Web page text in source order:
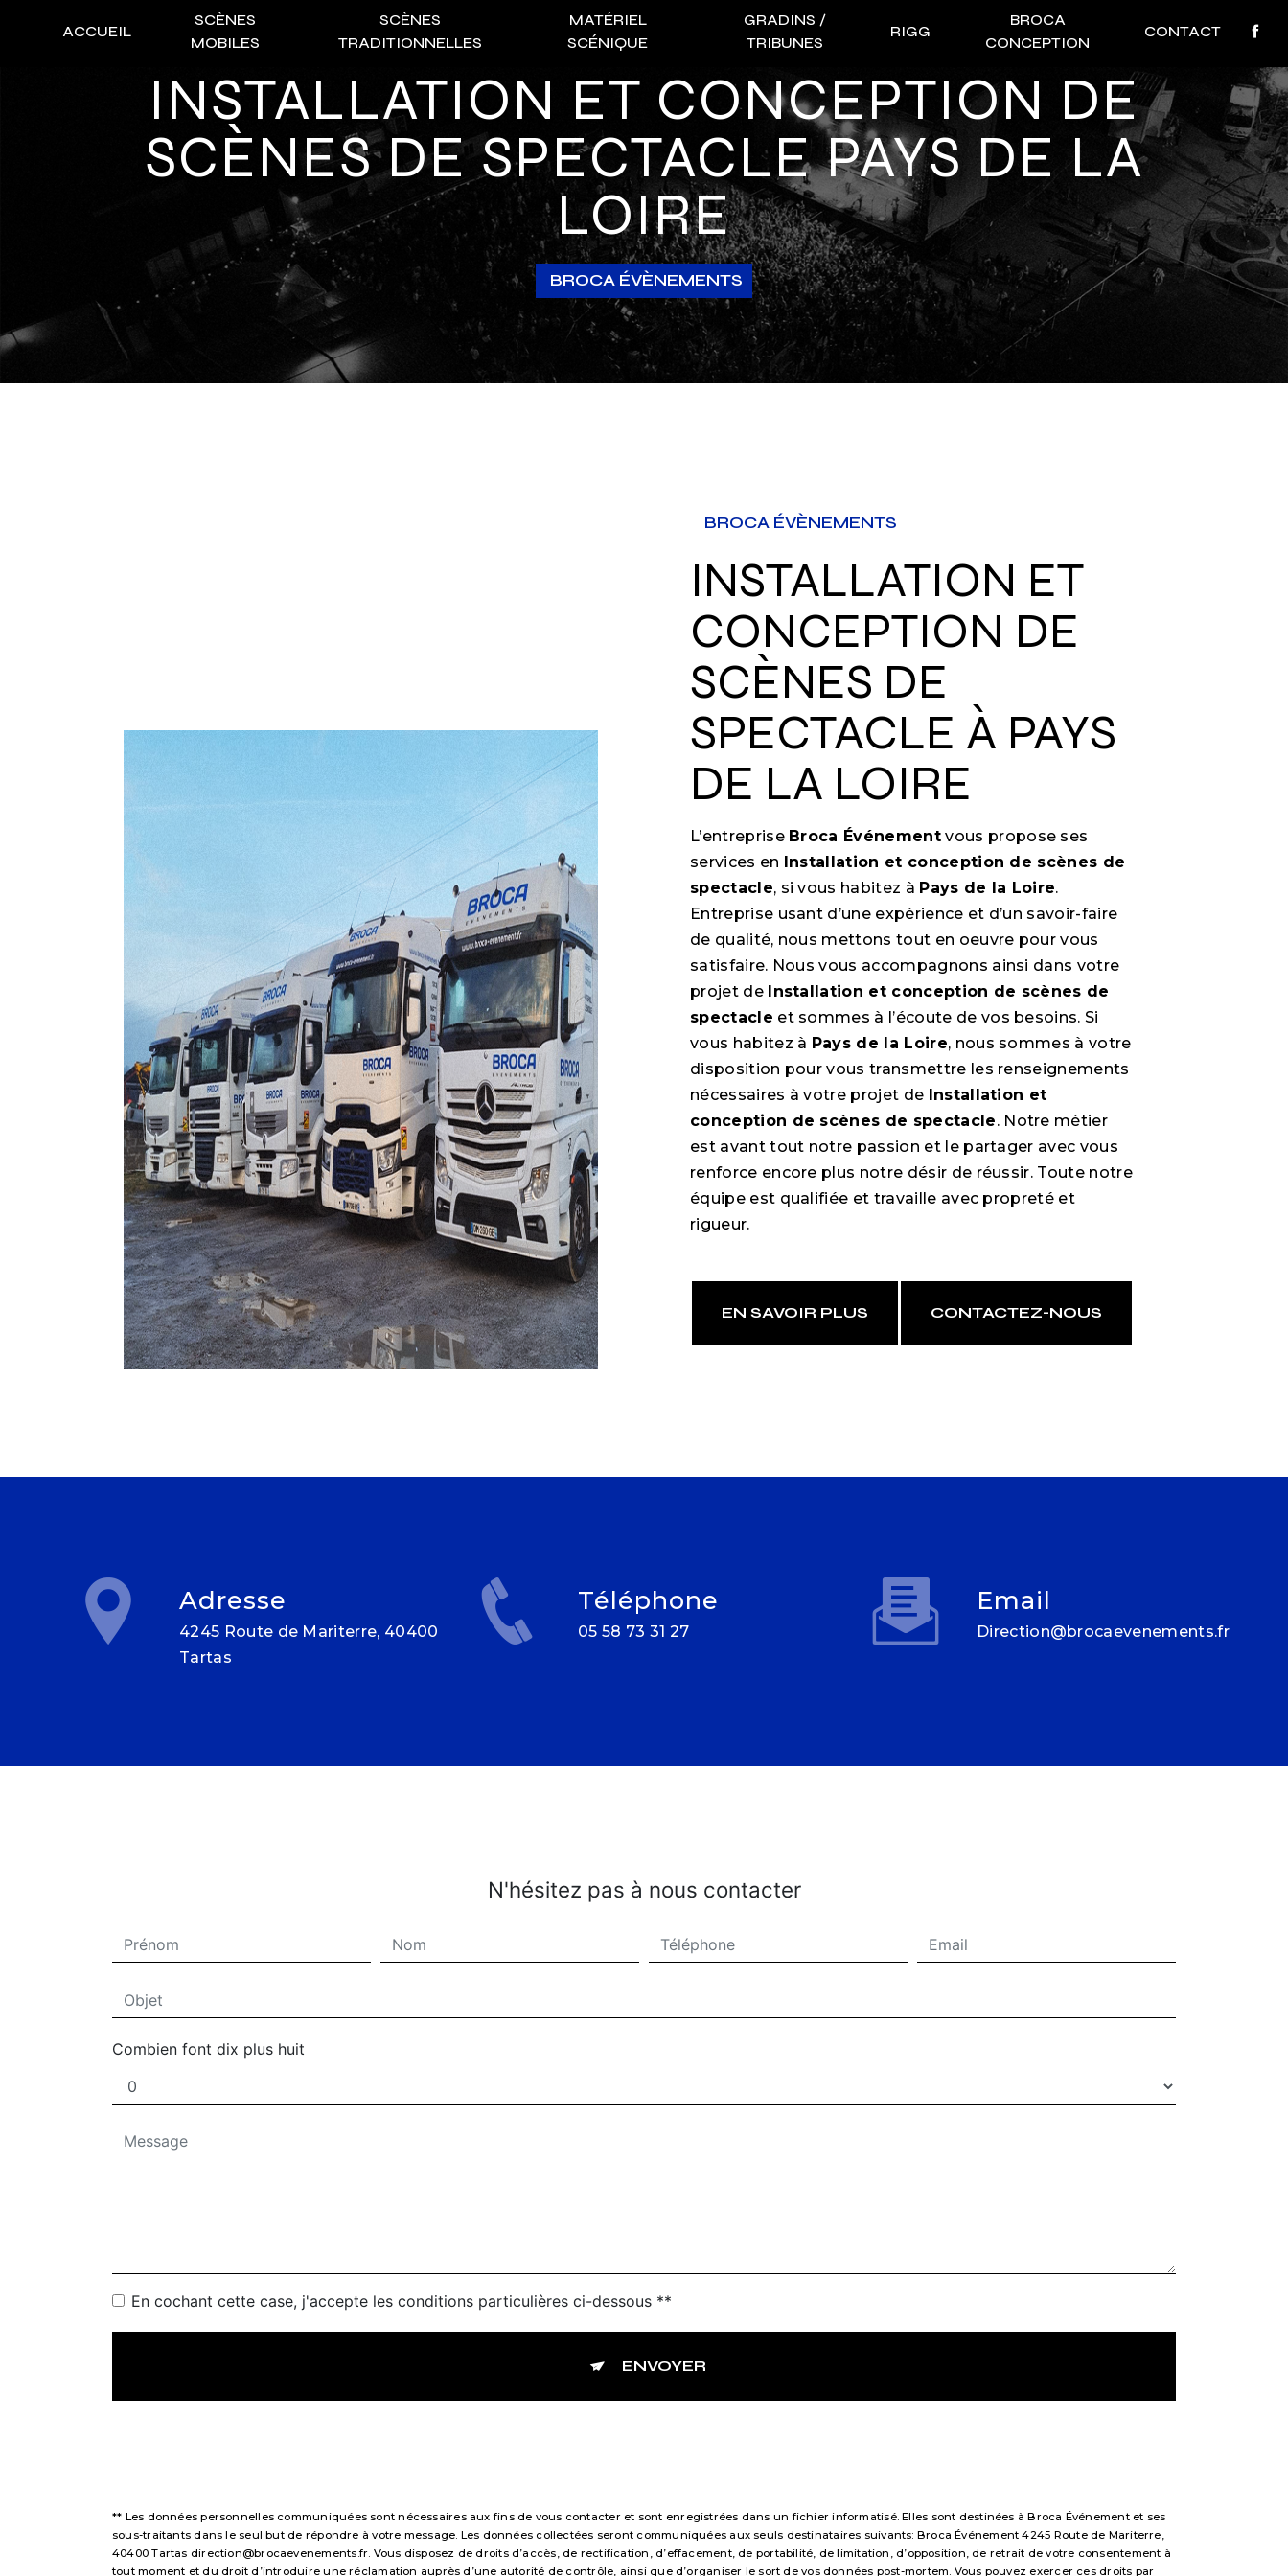
ACCUEIL
SCÈNES
MOBILES
SCÈNES
TRADITIONNELLES
MATÉRIEL
SCÉNIQUE
GRADINS /
TRIBUNES
RIGG
BROCA
CONCEPTION
CONTACT
INSTALLATION ET CONCEPTION DE
SCÈNES DE SPECTACLE PAYS DE LA
LOIRE
BROCA ÉVÈNEMENTS
BROCA ÉVÈNEMENTS
INSTALLATION ET
CONCEPTION DE
SCÈNES DE
SPECTACLE À PAYS
DE LA LOIRE
L’entreprise Broca Événementvous propose ses
services en Installation et conception de scènes de
spectacle, si vous habitez à Pays de la Loire.
Entreprise usant d’une expérience et d’un savoir-faire
de qualité, nous mettons tout en oeuvre pour vous
satisfaire. Nous vous accompagnons ainsi dans votre
projet de Installation et conception de scènes de
spectacle et sommes à l’écoute de vos besoins. Si
vous habitez à Pays de la Loire, nous sommes à votre
disposition pour vous transmettre les renseignements
nécessaires à votre projet de Installation et
conception de scènes de spectacle. Notre métier
est avant tout notre passion et le partager avec vous
renforce encore plus notre désir de réussir. Toute notre
équipe est qualifiée et travaille avec propreté et
rigueur.
EN SAVOIR PLUS CONTACTEZ-NOUS
Adresse
4245 Route de Mariterre, 40400
Tartas
Téléphone
05 58 73 31 27
Email
direction@brocaevenements.fr
N'hésitez pas à nous contacter
Combien font dix plus huit
En cochant cette case, j'accepte les conditions particulières ci-dessous **
ENVOYER
** Les données personnelles communiquées sont nécessaires aux fins de vous contacter et sont enregistrées dans un fichier informatisé. Elles sont destinées à Broca Événement et ses
sous-traitants dans le seul but de répondre à votre message. Les données collectées seront communiquées aux seuls destinataires suivants: Broca Événement 4245 Route de Mariterre,
40400 Tartas direction@brocaevenements.fr. Vous disposez de droits d’accès, de rectification, d’effacement, de portabilité, de limitation, d’opposition, de retrait de votre consentement à
tout moment et du droit d’introduire une réclamation auprès d’une autorité de contrôle, ainsi que d’organiser le sort de vos données post-mortem. Vous pouvez exercer ces droits par
Panneau de gestion des cookies